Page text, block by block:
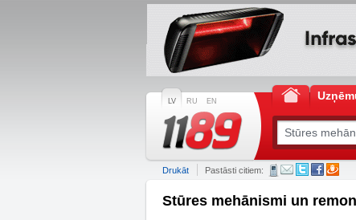
LV RU EN
Drukāt Pastāsti citiem:
Stūres mehānismi un